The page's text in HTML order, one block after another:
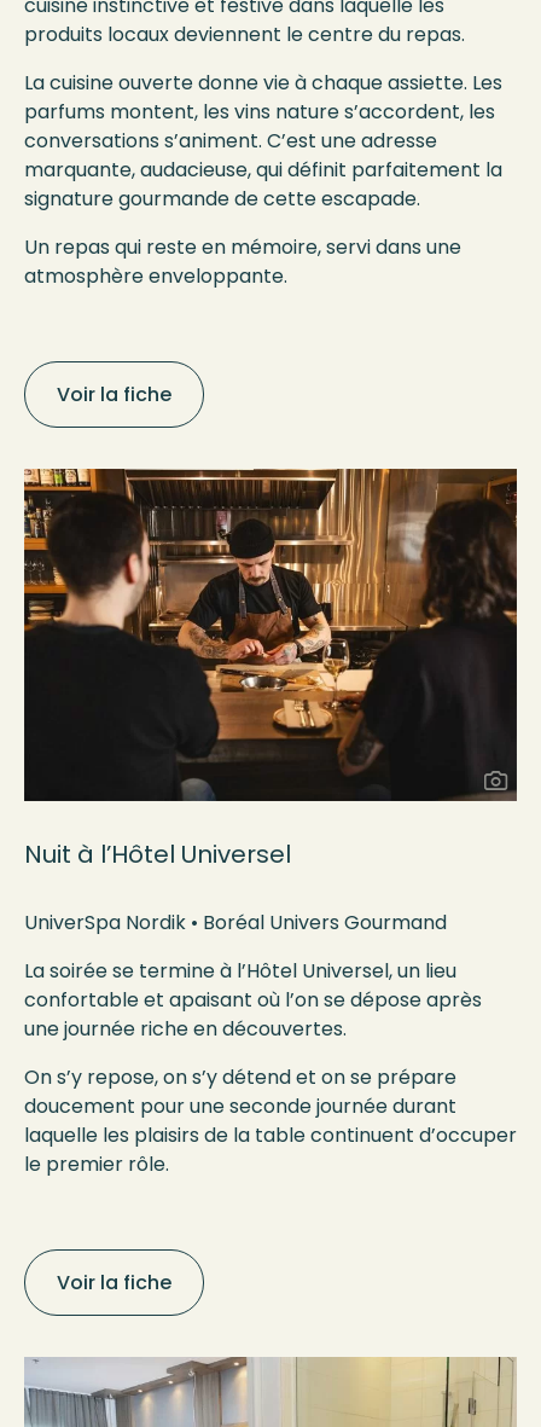
cuisine instinctive et festive dans laquelle les
produits locaux deviennent le centre du repas.
La cuisine ouverte donne vie à chaque assiette. Les
parfums montent, les vins nature s’accordent, les
conversations s’animent. C’est une adresse
marquante, audacieuse, qui définit parfaitement la
signature gourmande de cette escapade.
Un repas qui reste en mémoire, servi dans une
atmosphère enveloppante.
Voir la fiche
Nuit à l’Hôtel Universel
UniverSpa Nordik • Boréal Univers Gourmand
La soirée se termine à l’Hôtel Universel, un lieu
confortable et apaisant où l’on se dépose après
une journée riche en découvertes.
On s’y repose, on s’y détend et on se prépare
doucement pour une seconde journée durant
laquelle les plaisirs de la table continuent d’occuper
le premier rôle.
Voir la fiche